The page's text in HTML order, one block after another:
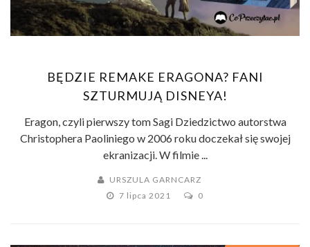
BĘDZIE REMAKE ERAGONA? FANI
SZTURMUJĄ DISNEYA!
Eragon, czyli pierwszy tom Sagi Dziedzictwo autorstwa
Christophera Paoliniego w 2006 roku doczekał się swojej
ekranizacji. W filmie ...
URSZULA GARNCARZ
7 lipca 2021
0